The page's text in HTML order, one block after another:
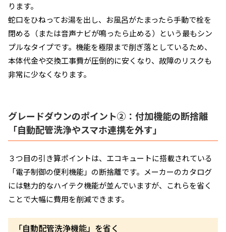
ります。
蛇口をひねってお湯を出し、お風呂がたまったら手動で栓を
閉める（または音声ナビが鳴ったら止める）という最もシン
プルなタイプです。機能を極限まで削ぎ落としているため、
本体代金や交換工事費が圧倒的に安くなり、故障のリスクも
非常に少なくなります。
グレードダウンのポイント②：付加機能の断捨離
「自動配管洗浄やスマホ連携を外す」
３つ目の引き算ポイントは、エコキュートに搭載されている
「電子制御の便利機能」の断捨離です。メーカーのカタログ
には魅力的なハイテク機能が並んでいますが、これらを省く
ことで大幅に費用を削減できます。
「自動配管洗浄機能」を省く